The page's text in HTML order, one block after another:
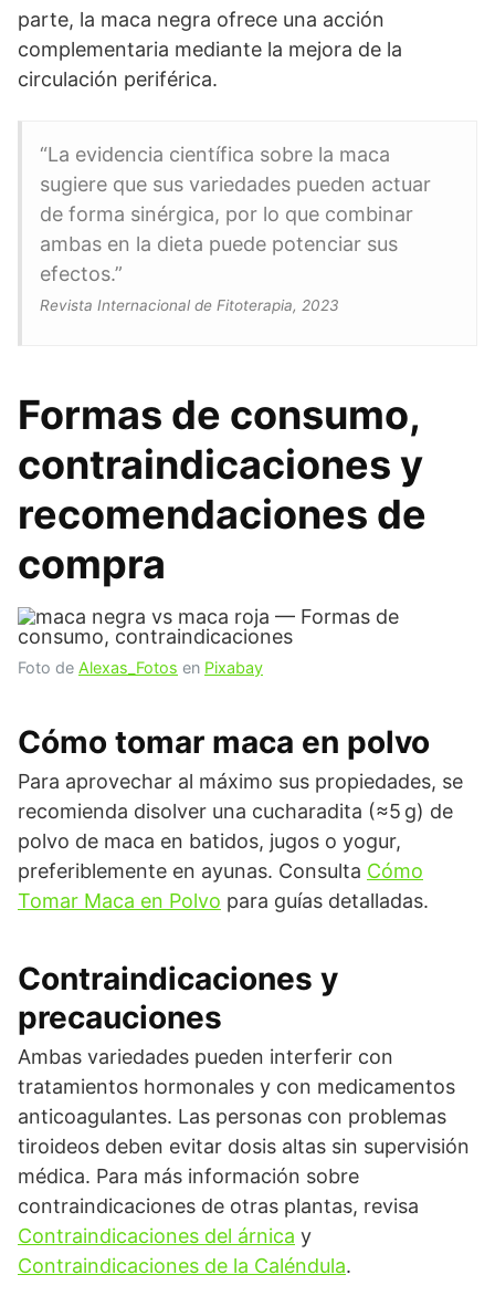
parte, la maca negra ofrece una acción
complementaria mediante la mejora de la
circulación periférica.
“La evidencia científica sobre la maca
sugiere que sus variedades pueden actuar
de forma sinérgica, por lo que combinar
ambas en la dieta puede potenciar sus
efectos.”
Revista Internacional de Fitoterapia, 2023
Formas de consumo,
contraindicaciones y
recomendaciones de
compra
Foto de Alexas_Fotos en Pixabay
Cómo tomar maca en polvo
Para aprovechar al máximo sus propiedades, se
recomienda disolver una cucharadita (≈5 g) de
polvo de maca en batidos, jugos o yogur,
preferiblemente en ayunas. Consulta Cómo
Tomar Maca en Polvo para guías detalladas.
Contraindicaciones y
precauciones
Ambas variedades pueden interferir con
tratamientos hormonales y con medicamentos
anticoagulantes. Las personas con problemas
tiroideos deben evitar dosis altas sin supervisión
médica. Para más información sobre
contraindicaciones de otras plantas, revisa
Contraindicaciones del árnica y
Contraindicaciones de la Caléndula.